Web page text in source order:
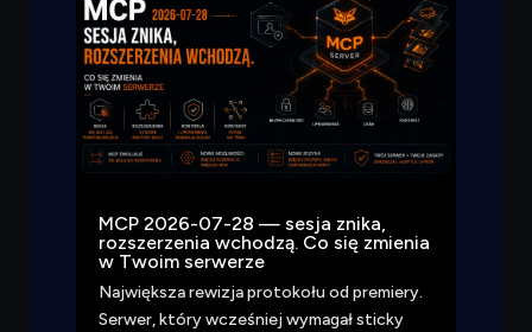
MCP 2026-07-28 — sesja znika,
rozszerzenia wchodzą. Co się zmienia
w Twoim serwerze
Największa rewizja protokołu od premiery.
Serwer, który wcześniej wymagał sticky